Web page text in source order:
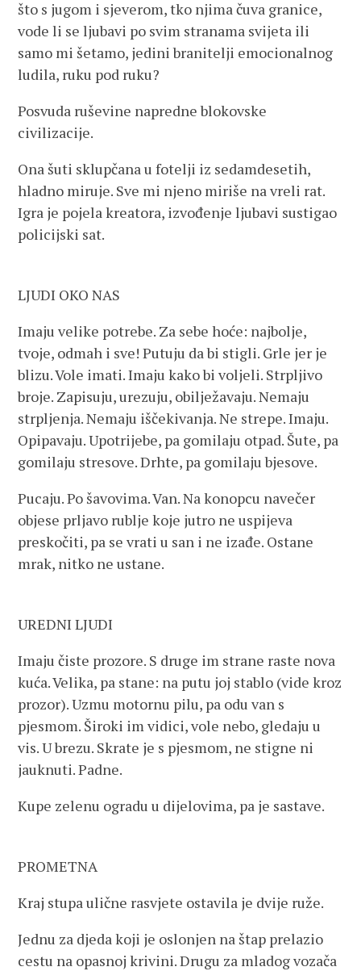
što s jugom i sjeverom, tko njima čuva granice,
vode li se ljubavi po svim stranama svijeta ili
samo mi šetamo, jedini branitelji emocionalnog
ludila, ruku pod ruku?
Posvuda ruševine napredne blokovske
civilizacije.
Ona šuti sklupčana u fotelji iz sedamdesetih,
hladno miruje. Sve mi njeno miriše na vreli rat.
Igra je pojela kreatora, izvođenje ljubavi sustigao
policijski sat.
LJUDI OKO NAS
Imaju velike potrebe. Za sebe hoće: najbolje,
tvoje, odmah i sve! Putuju da bi stigli. Grle jer je
blizu. Vole imati. Imaju kako bi voljeli. Strpljivo
broje. Zapisuju, urezuju, obilježavaju. Nemaju
strpljenja. Nemaju iščekivanja. Ne strepe. Imaju.
Opipavaju. Upotrijebe, pa gomilaju otpad. Šute, pa
gomilaju stresove. Drhte, pa gomilaju bjesove.
Pucaju. Po šavovima. Van. Na konopcu navečer
objese prljavo rublje koje jutro ne uspijeva
preskočiti, pa se vrati u san i ne izađe. Ostane
mrak, nitko ne ustane.
UREDNI LJUDI
Imaju čiste prozore. S druge im strane raste nova
kuća. Velika, pa stane: na putu joj stablo (vide kroz
prozor). Uzmu motornu pilu, pa odu van s
pjesmom. Široki im vidici, vole nebo, gledaju u
vis. U brezu. Skrate je s pjesmom, ne stigne ni
jauknuti. Padne.
Kupe zelenu ogradu u dijelovima, pa je sastave.
PROMETNA
Kraj stupa ulične rasvjete ostavila je dvije ruže.
Jednu za djeda koji je oslonjen na štap prelazio
cestu na opasnoj krivini. Drugu za mladog vozača